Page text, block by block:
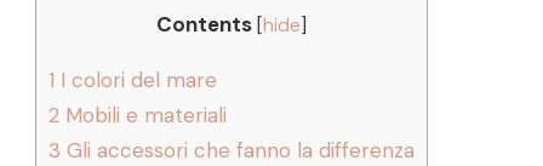
Contents [hide
1 I colori del mare
2 Mobili e materiali
3 Gli accessori che fanno la differenza